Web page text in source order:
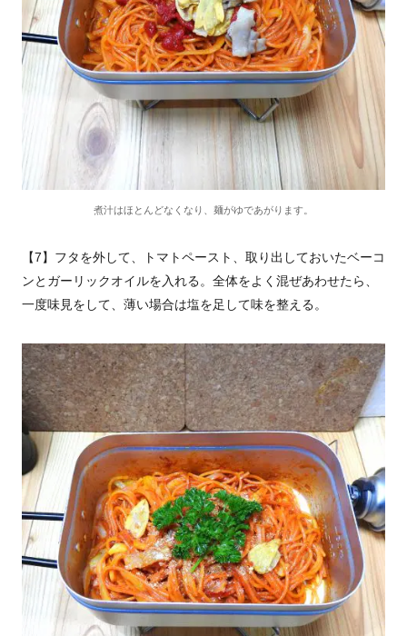
煮汁はほとんどなくなり、麺がゆであがります。
【7】フタを外して、トマトペースト、取り出しておいたベーコ
ンとガーリックオイルを入れる。全体をよく混ぜあわせたら、
一度味見をして、薄い場合は塩を足して味を整える。